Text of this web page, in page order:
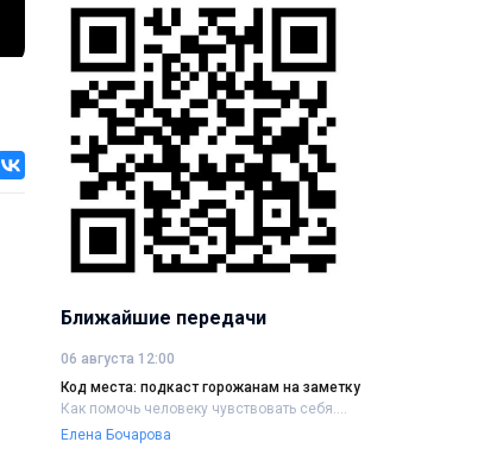
Ближайшие передачи
06 августа 12:00
Код места: подкаст горожанам на заметку
Как помочь человеку чувствовать себя....
Елена Бочарова